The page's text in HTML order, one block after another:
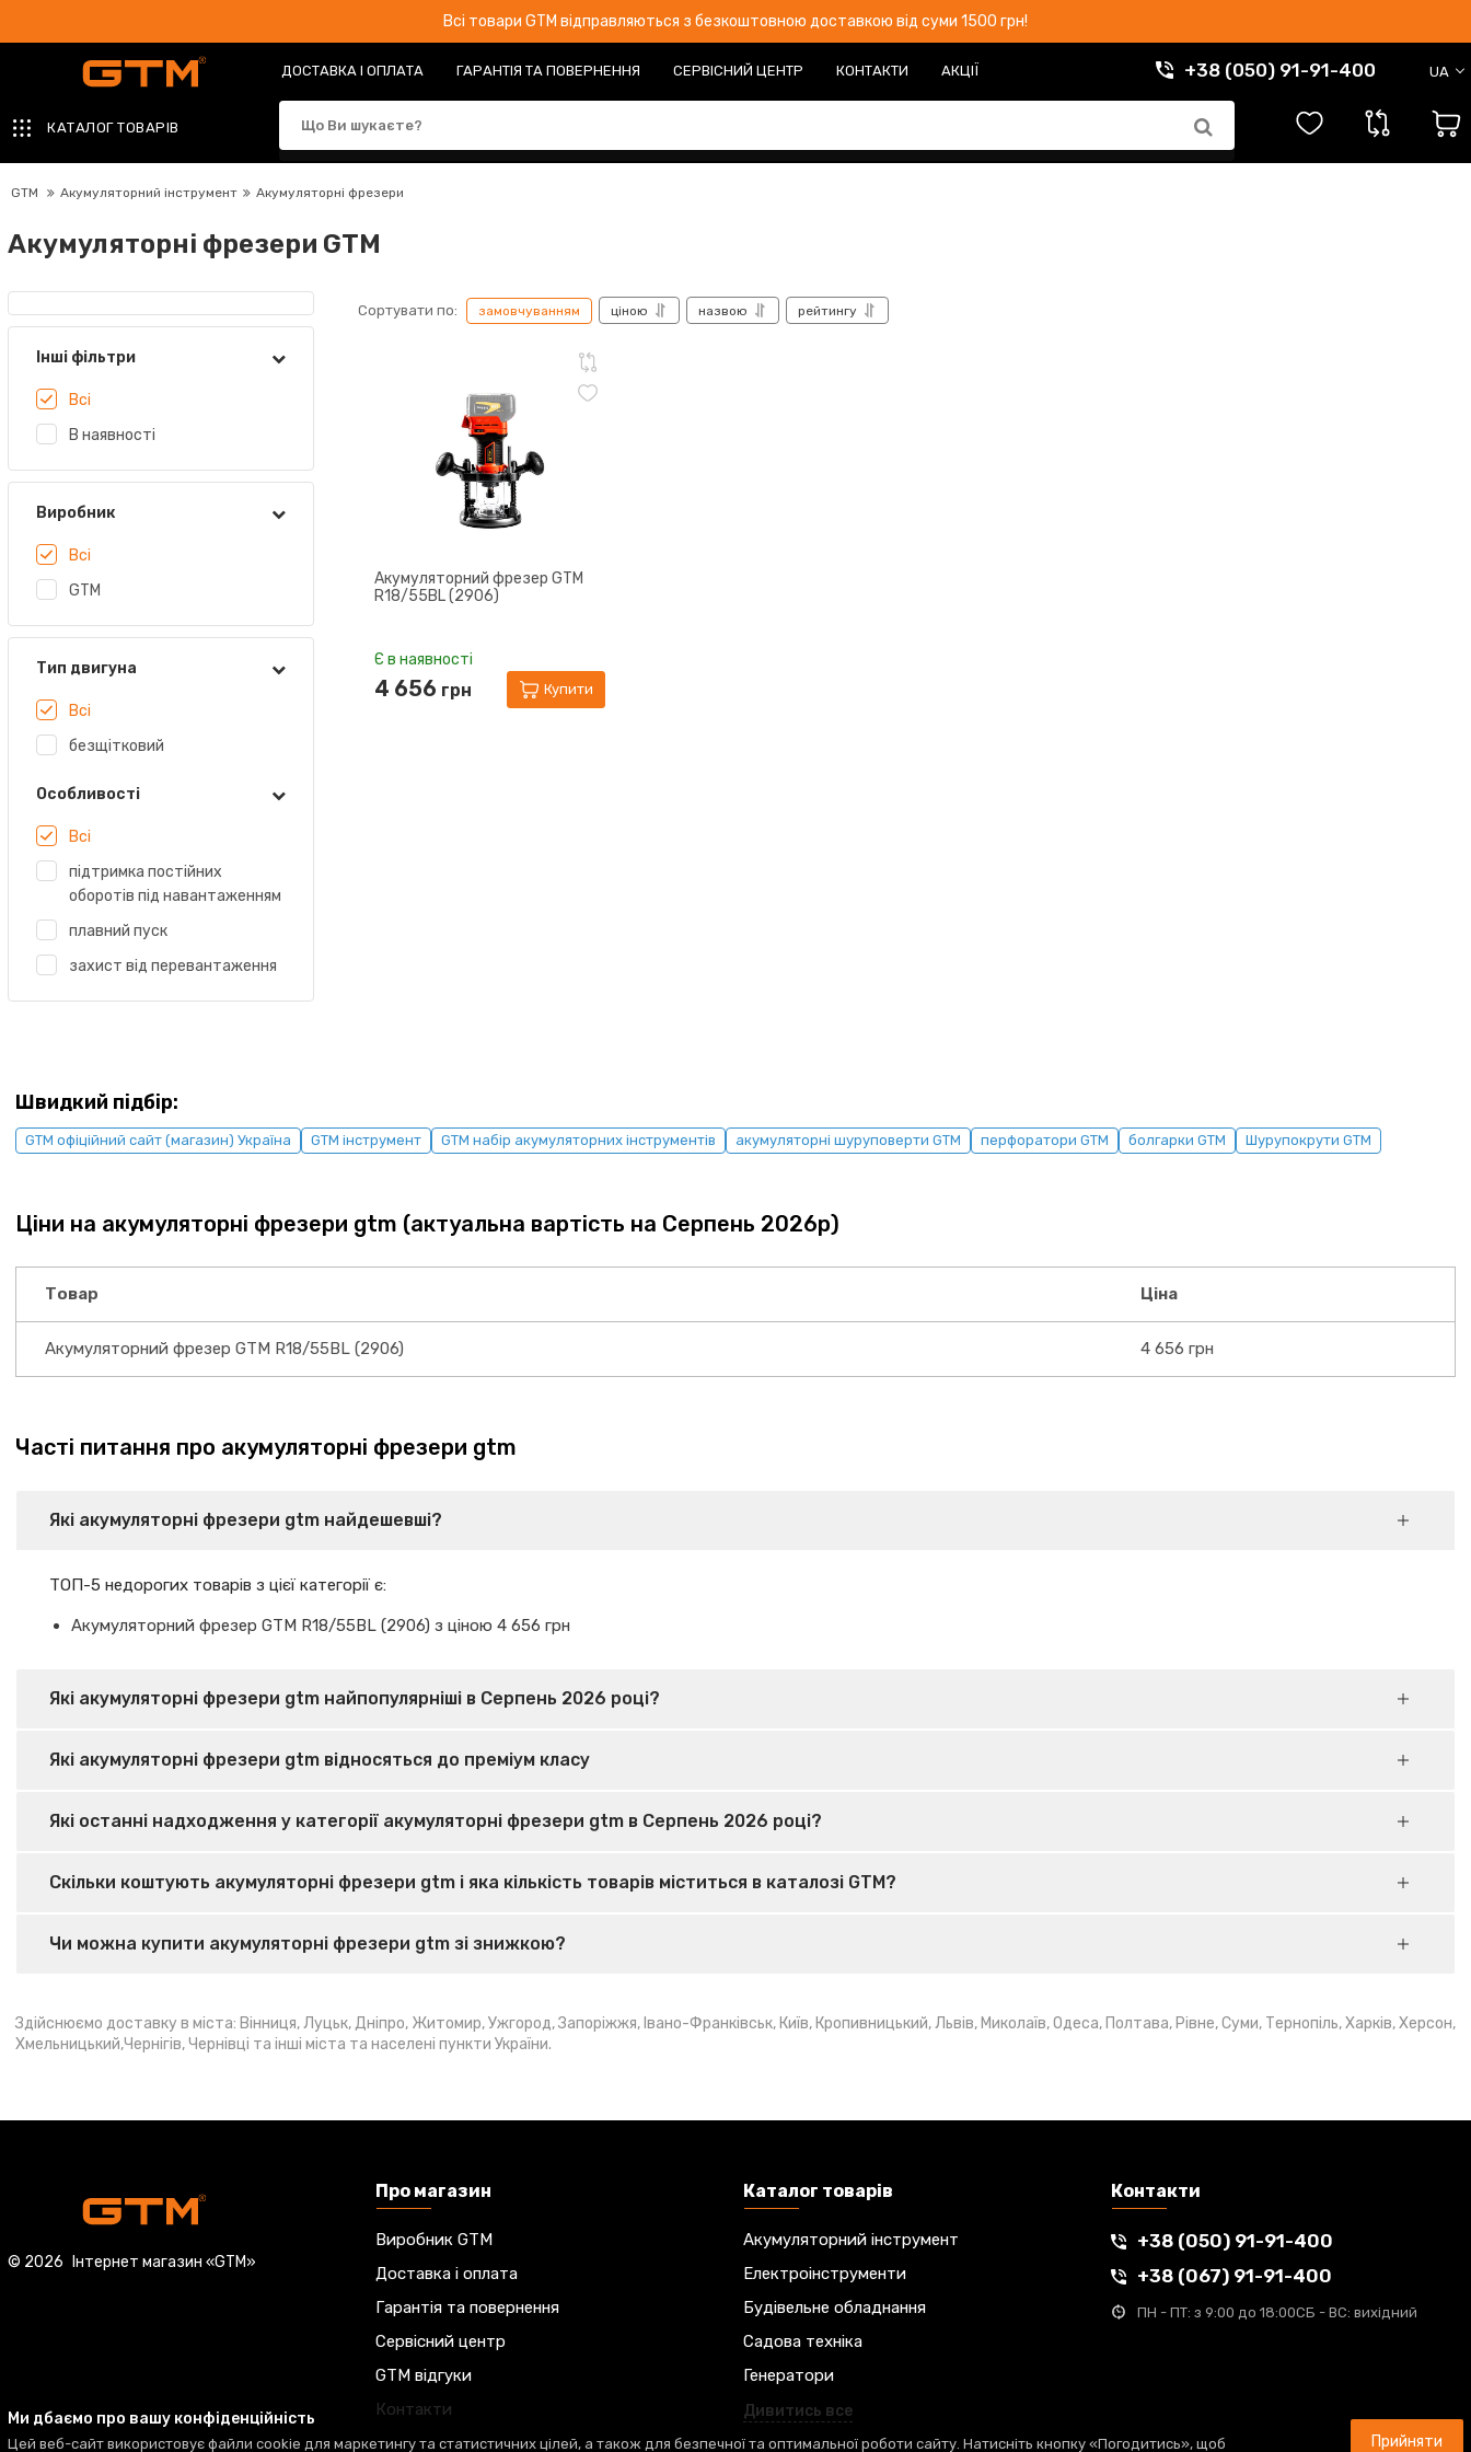
Всі товари GTM відправляються з безкоштовною доставкою від суми 1500 грн!
ДОСТАВКА І ОПЛАТА ГАРАНТІЯ ТА ПОВЕРНЕННЯ СЕРВІСНИЙ ЦЕНТР КОНТАКТИ АКЦІЇ +38 (050) 91-91-400 UA
КАТАЛОГ ТОВАРІВ
GTM Акумуляторний інструмент Акумуляторні фрезери
Акумуляторні фрезери GTM
Інші фільтри
Всі
В наявності
Виробник
Всі
GTM
Тип двигуна
Всі
безщітковий
Особливості
Всі
підтримка постійних
оборотів під навантаженням
плавний пуск
захист від перевантаження
Сортувати по: замовчуванням ціною назвою рейтингу
Акумуляторний фрезер GTM
R18/55BL (2906)
Є в наявності
4 656 грн Купити
Швидкий підбір:
GTM офіційний сайт (магазин) Україна GTM інструмент GTM набір акумуляторних інструментів акумуляторні шуруповерти GTM перфоратори GTM болгарки GTM Шурупокрути GTM
Ціни на акумуляторні фрезери gtm (актуальна вартість на Серпень 2026р)
Товар Ціна
Акумуляторний фрезер GTM R18/55BL (2906) 4 656 грн
Часті питання про акумуляторні фрезери gtm
Які акумуляторні фрезери gtm найдешевші?
ТОП-5 недорогих товарів з цієї категорії є:
Акумуляторний фрезер GTM R18/55BL (2906) з ціною 4 656 грн
Які акумуляторні фрезери gtm найпопулярніші в Серпень 2026 році?
Які акумуляторні фрезери gtm відносяться до преміум класу
Які останні надходження у категорії акумуляторні фрезери gtm в Серпень 2026 році?
Скільки коштують акумуляторні фрезери gtm і яка кількість товарів міститься в каталозі GTM?
Чи можна купити акумуляторні фрезери gtm зі знижкою?
Здійснюємо доставку в міста: Вінниця, Луцьк, Дніпро, Житомир, Ужгород, Запоріжжя, Івано-Франківськ, Київ, Кропивницький, Львів, Миколаїв, Одеса, Полтава, Рівне, Суми, Тернопіль, Харків, Херсон,
Хмельницький,Чернігів, Чернівці та інші міста та населені пункти України.
© 2026 Інтернет магазин «GTM»
Про магазин
Виробник GTM
Доставка і оплата
Гарантія та повернення
Сервісний центр
GTM відгуки
Контакти
Каталог товарів
Акумуляторний інструмент
Електроінструменти
Будівельне обладнання
Садова техніка
Генератори
Дивитись все
Контакти
+38 (050) 91-91-400
+38 (067) 91-91-400
ПН - ПТ: з 9:00 до 18:00СБ - ВС: вихідний
Ми дбаємо про вашу конфіденційність
Цей веб-сайт використовує файли cookie для маркетингу та статистичних цілей, а також для безпечної та оптимальної роботи сайту. Натисніть кнопку «Погодитись», щоб Прийняти